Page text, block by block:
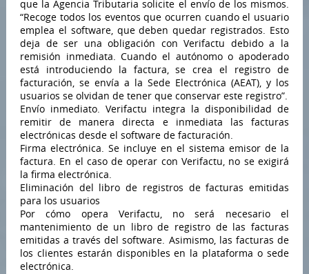
que la Agencia Tributaria solicite el envío de los mismos.
“Recoge todos los eventos que ocurren cuando el usuario
emplea el software, que deben quedar registrados. Esto
deja de ser una obligación con Verifactu debido a la
remisión inmediata. Cuando el autónomo o apoderado
está introduciendo la factura, se crea el registro de
facturación, se envía a la Sede Electrónica (AEAT), y los
usuarios se olvidan de tener que conservar este registro”.
Envío inmediato. Verifactu integra la disponibilidad de
remitir de manera directa e inmediata las facturas
electrónicas desde el software de facturación.
Firma electrónica. Se incluye en el sistema emisor de la
factura. En el caso de operar con Verifactu, no se exigirá
la firma electrónica.
Eliminación del libro de registros de facturas emitidas
para los usuarios
Por cómo opera Verifactu, no será necesario el
mantenimiento de un libro de registro de las facturas
emitidas a través del software. Asimismo, las facturas de
los clientes estarán disponibles en la plataforma o sede
electrónica.